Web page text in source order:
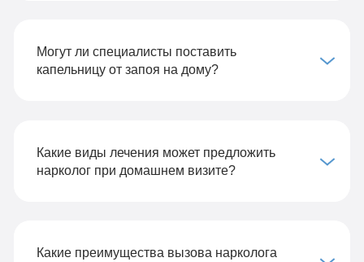
Могут ли специалисты поставить
капельницу от запоя на дому?
Какие виды лечения может предложить
нарколог при домашнем визите?
Какие преимущества вызова нарколога